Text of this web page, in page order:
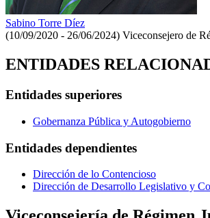
Sabino Torre Díez
(10/09/2020 - 26/06/2024) Viceconsejero de
ENTIDADES
Entidades superiores
Gobernanza Pública y Autogobierno
Entidades dependientes
Dirección de lo Contencioso
Dirección de Desarrollo Legislativo y